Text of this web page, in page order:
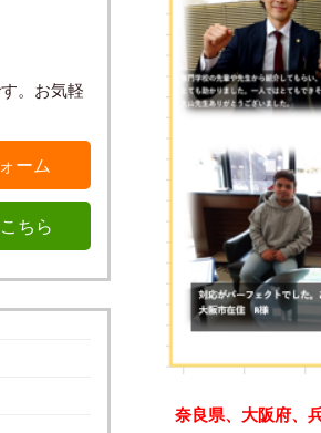
奈良県、大阪府、
。お気軽
ーム
ちら